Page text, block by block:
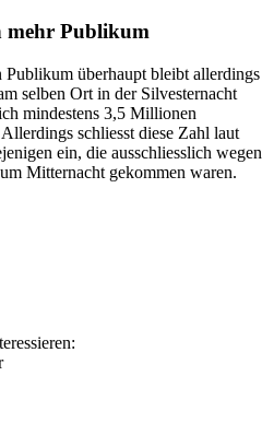
mehr Publikum
Publikum überhaupt bleibt allerdings
selben Ort in der Silvesternacht
mindestens 3,5 Millionen
schliesst diese Zahl laut
ein, die ausschliesslich wegen
Mitternacht gekommen waren.